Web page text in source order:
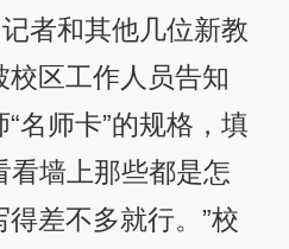
者和其他几位新教
校区工作人员告知
名师卡”的规格，填
看墙上那些都是怎
差不多就行。”校